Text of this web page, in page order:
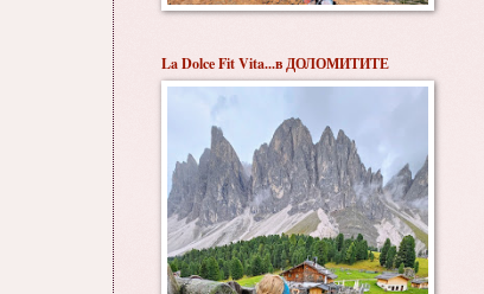
La Dolce Fit Vita...в ДОЛОМИТИТЕ